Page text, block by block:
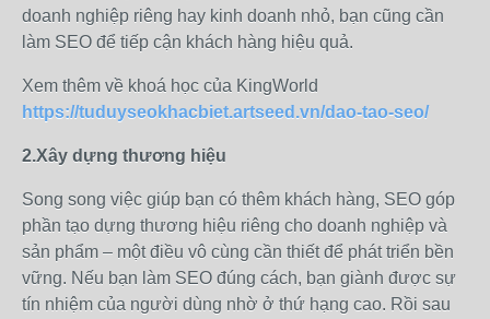
doanh nghiệp riêng hay kinh doanh nhỏ, bạn cũng cần
làm SEO để tiếp cận khách hàng hiệu quả.
Xem thêm về khoá học của KingWorld
https://tuduyseokhacbiet.artseed.vn/dao-tao-seo/
2.Xây dựng thương hiệu
Song song việc giúp bạn có thêm khách hàng, SEO góp
phần tạo dựng thương hiệu riêng cho doanh nghiệp và
sản phẩm – một điều vô cùng cần thiết để phát triển bền
vững. Nếu bạn làm SEO đúng cách, bạn giành được sự
tín nhiệm của người dùng nhờ ở thứ hạng cao. Rồi sau